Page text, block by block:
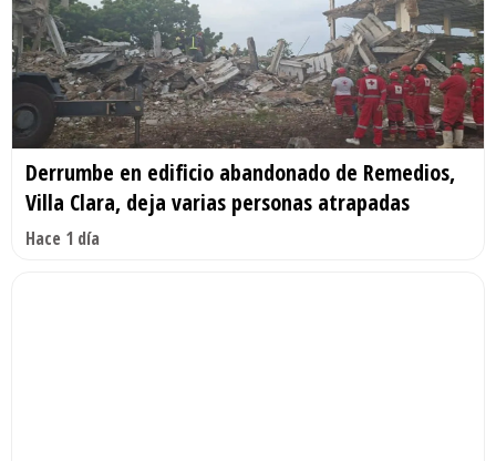
Derrumbe en edificio abandonado de Remedios,
Villa Clara, deja varias personas atrapadas
Hace 1 día